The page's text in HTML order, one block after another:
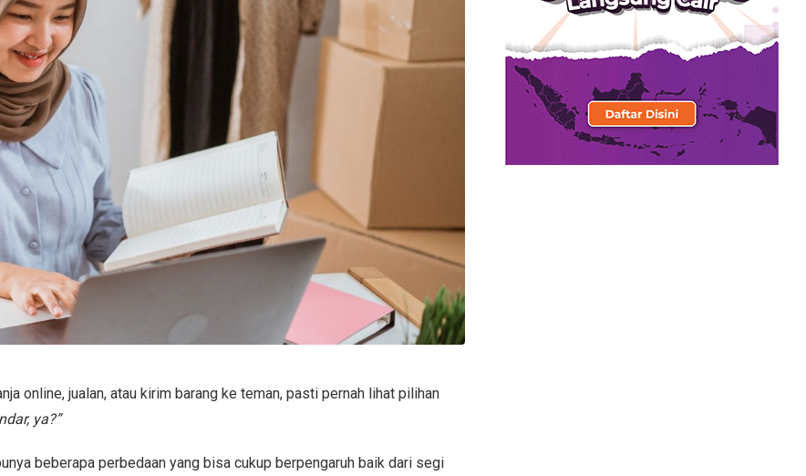
online, jualan, atau kirim barang ke teman, pasti pernah lihat pilihan
ya?”
beberapa perbedaan yang bisa cukup berpengaruh baik dari segi